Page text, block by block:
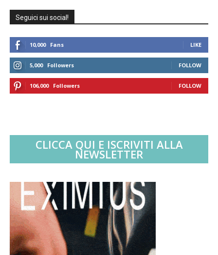
Seguici sui social!
10,000 Fans LIKE
5,000 Followers FOLLOW
106,000 Followers FOLLOW
CLICCA QUI E ISCRIVITI ALLA
NEWSLETTER